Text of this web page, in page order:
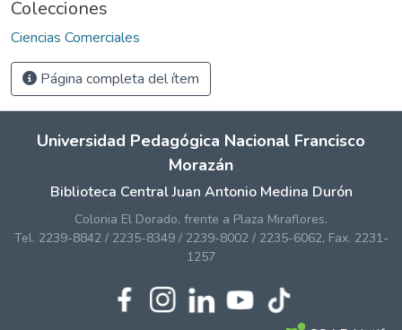
Colecciones
Ciencias Comerciales
Página completa del ítem
Universidad Pedagógica Nacional Francisco
Morazán
Biblioteca Central Juan Antonio Medina Durón
Colonia El Dorado, frente a Plaza Miraflores.
Tel. 2239-8842 / 2235-8349 / 2239-8002 / 2235-6062, Fax. 2231-
1257